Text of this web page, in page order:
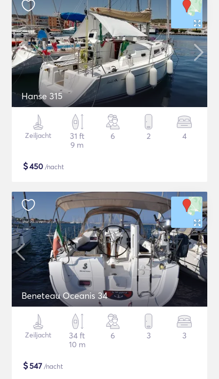
Hanse 315
Zeiljacht
31 ft
9 m
6 2 4
$450 /nacht
Beneteau Oceanis 34
Zeiljacht
34 ft
10 m
6 3 3
$547 /nacht